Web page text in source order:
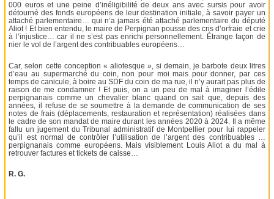
000 euros et une peine d’inéligibilité de deux ans avec sursis pour avoir
détourné des fonds européens de leur destination initiale, à savoir payer un
attaché parlementaire… qui n’a jamais été attaché parlementaire du député
Aliot ! Et bien entendu, le maire de Perpignan pousse des cris d’orfraie et crie
à l’injustice… car il ne s’est pas enrichi personnellement. Étrange façon de
nier le vol de l’argent des contribuables européens…
Car, selon cette conception « aliotesque », si demain, je barbote deux litres
d’eau au supermarché du coin, non pour moi mais pour donner, par ces
temps de canicule, à boire au SDF du coin de ma rue, il n’y aurait pas plus de
raison de me condamner ! Et puis, on a un peu de mal à imaginer l’édile
perpignanais comme un chevalier blanc quand on sait que, depuis des
années, il refuse de se soumettre à la demande de communication de ses
notes de frais (déplacements, restauration et représentation) réalisées dans
le cadre de son mandat de maire durant les années 2020 à 2024. Il a même
fallu un jugement du Tribunal administratif de Montpellier pour lui rappeler
qu’il est normal de contrôler l’utilisation de l’argent des contribuables …
perpignanais comme européens. Mais visiblement Louis Aliot a du mal à
retrouver factures et tickets de caisse…
R. G.